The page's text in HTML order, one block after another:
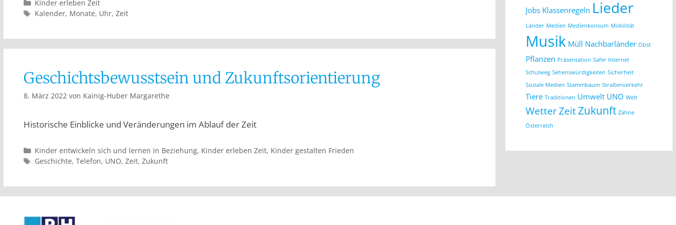
Kinder erleben Zeit
Kalender, Monate, Uhr, Zeit
Geschichtsbewusstsein und Zukunftsorientierung
8. März 2022 von Kainig-Huber Margarethe
Historische Einblicke und Veränderungen im Ablauf der Zeit
Kinder entwickeln sich und lernen in Beziehung, Kinder erleben Zeit, Kinder gestalten Frieden
Geschichte, Telefon, UNO, Zeit, Zukunft
Jobs Klassenregeln Lieder
Länder Medien Medienkonsum Mobilität
Musik Müll Nachbarländer Obst
Pflanzen Präsentation Safer Internet
Schulweg Sehenswürdigkeiten Sicherheit
Soziale Medien Stammbaum Straßenverkehr
Tiere Traditionen Umwelt UNO Welt
WetterZeitZukunft Zähne
Österreich